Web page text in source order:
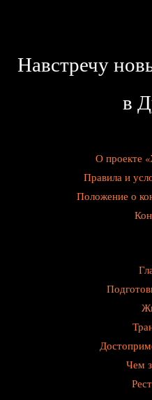
Навстречу
в
О проекте
Правила и
Положение о
Чем